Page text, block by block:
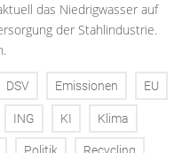
das Niedrigwasser auf
der Stahlindustrie.
DSV Emissionen EU
ING KI Klima